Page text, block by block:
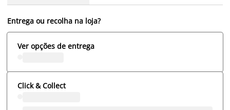
Entrega ou recolha na loja?
Ver opções de entrega
Click & Collect